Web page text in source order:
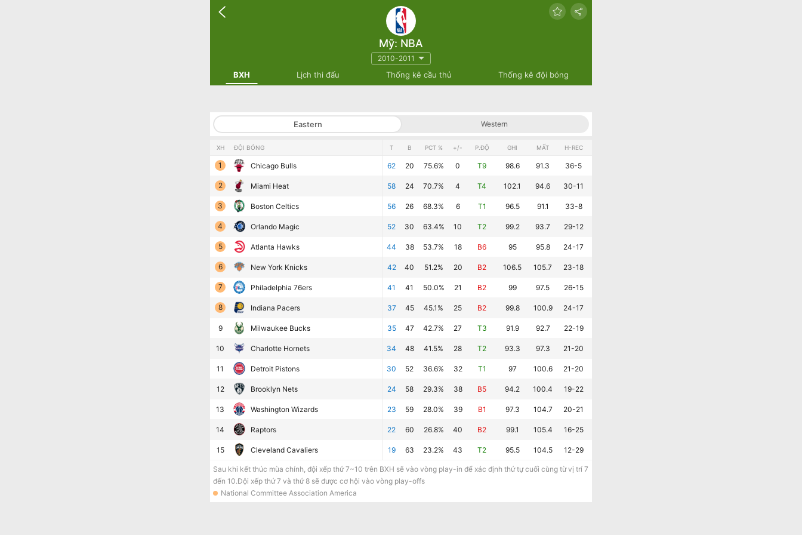
Mỹ: NBA
2010-2011
BXH Lịch thi đấu Thống kê cầu thủ Thống kê đội bóng
Eastern Western
XH ĐỘI BÓNG
1 Chicago Bulls
2 Miami Heat
3 Boston Celtics
4 Orlando Magic
5 Atlanta Hawks
6 New York Knicks
7 Philadelphia 76ers
8 Indiana Pacers
9 Milwaukee Bucks
10 Charlotte Hornets
11 Detroit Pistons
12 Brooklyn Nets
13 Washington Wizards
14 Raptors
15 Cleveland Cavaliers
T B PCT % +/- P.ĐỘ GHI MẤT H-REC
62 20 75.6% 0 T9 98.6 91.3 36-5
58 24 70.7% 4 T4 102.1 94.6 30-11
56 26 68.3% 6 T1 96.5 91.1 33-8
52 30 63.4% 10 T2 99.2 93.7 29-12
44 38 53.7% 18 B6 95 95.8 24-17
42 40 51.2% 20 B2 106.5 105.7 23-18
41 41 50.0% 21 B2 99 97.5 26-15
37 45 45.1% 25 B2 99.8 100.9 24-17
35 47 42.7% 27 T3 91.9 92.7 22-19
34 48 41.5% 28 T2 93.3 97.3 21-20
30 52 36.6% 32 T1 97 100.6 21-20
24 58 29.3% 38 B5 94.2 100.4 19-22
23 59 28.0% 39 B1 97.3 104.7 20-21
22 60 26.8% 40 B2 99.1 105.4 16-25
19 63 23.2% 43 T2 95.5 104.5 12-29
Sau khi kết thúc mùa chính, đội xếp thứ 7~10 trên BXH sẽ vào vòng play-in để xác định thứ tự cuối cùng từ vị trí 7
đến 10.Đội xếp thứ 7 và thứ 8 sẽ được cơ hội vào vòng play-offs
National Committee Association America